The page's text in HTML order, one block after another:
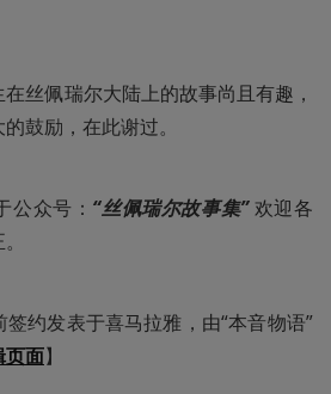
丝佩瑞尔大陆上的故事尚且有趣，
鼓励，在此谢过。
公众号： “丝佩瑞尔故事集” 欢迎各
约发表于喜马拉雅，由“本音物语”
页面】